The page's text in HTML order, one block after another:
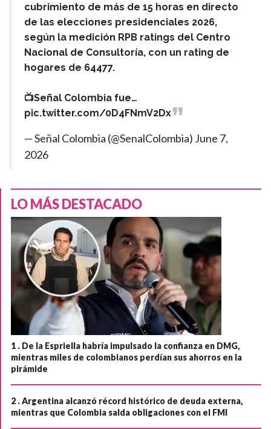
cubrimiento de más de 15 horas en directo
de las elecciones presidenciales 2026,
según la medición RPB ratings del Centro
Nacional de Consultoría, con un rating de
hogares de 64477.
📺Señal Colombia fue…
pic.twitter.com/0D4FNmV2Dx
— Señal Colombia (@SenalColombia) June 7,
2026
LO MÁS DESTACADO
1 . De la Espriella habría impulsado la confianza en DMG,
mientras miles de colombianos perdían sus ahorros en la
pirámide
2 .Argentina alcanzó récord histórico de deuda externa,
mientras que Colombia salda obligaciones con el FMI